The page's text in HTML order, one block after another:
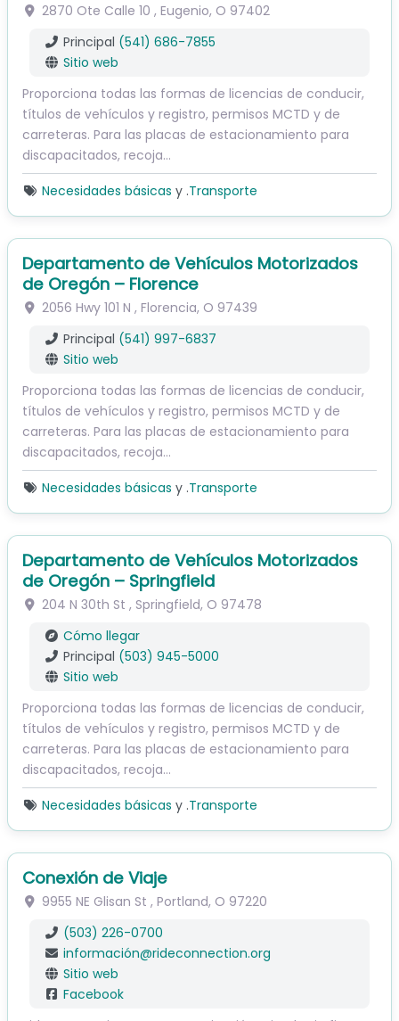
2870 Ote Calle 10 , Eugenio, O 97402
Principal (541) 686-7855
Sitio web
Proporciona todas las formas de licencias de conducir,
títulos de vehículos y registro, permisos MCTD y de
carreteras. Para las placas de estacionamiento para
discapacitados, recoja...
Necesidades básicas y .Transporte
Departamento de Vehículos Motorizados
de Oregón – Florence
2056 Hwy 101 N , Florencia, O 97439
Principal (541) 997-6837
Sitio web
Proporciona todas las formas de licencias de conducir,
títulos de vehículos y registro, permisos MCTD y de
carreteras. Para las placas de estacionamiento para
discapacitados, recoja...
Necesidades básicas y .Transporte
Departamento de Vehículos Motorizados
de Oregón – Springfield
204 N 30th St , Springfield, O 97478
Cómo llegar
Principal (503) 945-5000
Sitio web
Proporciona todas las formas de licencias de conducir,
títulos de vehículos y registro, permisos MCTD y de
carreteras. Para las placas de estacionamiento para
discapacitados, recoja...
Necesidades básicas y .Transporte
Conexión de Viaje
9955 NE Glisan St , Portland, O 97220
(503) 226-0700
información@rideconnection.org
Sitio web
Facebook